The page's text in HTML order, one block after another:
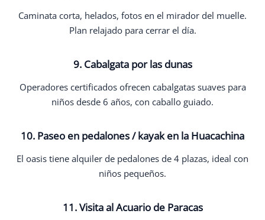
Caminata corta, helados, fotos en el mirador del muelle.
Plan relajado para cerrar el día.
9. Cabalgata por las dunas
Operadores certificados ofrecen cabalgatas suaves para
niños desde 6 años, con caballo guiado.
10. Paseo en pedalones / kayak en la Huacachina
El oasis tiene alquiler de pedalones de 4 plazas, ideal con
niños pequeños.
11. Visita al Acuario de Paracas